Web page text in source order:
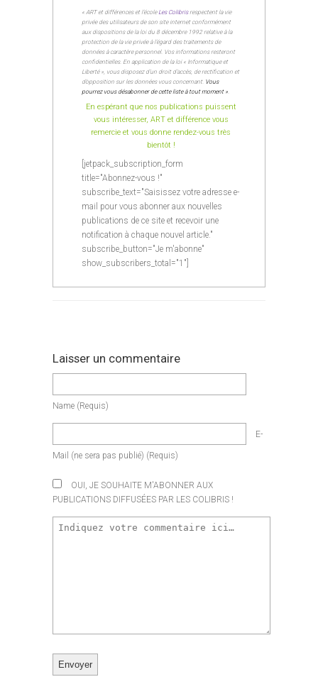
« ART et différences et l’écoleLes Colibrisrespectent la vie
privée des utilisateurs de son site internet conformément
aux dispositions de la loi du 8 décembre 1992 relative à la
protection de la vie privée à l’égard des traitements de
données à caractère personnel. Vos informations resteront
confidentielles. En application de la loi « Informatique et
Liberté », vous disposez d’un droit d’accès, de rectification et
d’opposition sur les données vous concernant. Vous
pourrez vous désabonner de cette liste à tout moment ».
En espérant que nos publications puissent
vous intéresser, ART et différence vous
remercie et vous donne rendez-vous très
bientôt !
[jetpack_subscription_form
title="Abonnez-vous !"
subscribe_text="Saisissez votre adresse e-
mail pour vous abonner aux nouvelles
publications de ce site et recevoir une
notification à chaque nouvel article."
subscribe_button="Je m'abonne"
show_subscribers_total="1"]
Laisser un commentaire
Name (requis)
E-
Mail (ne sera pas publié) (requis)
OUI, JE SOUHAITE M'ABONNER AUX
PUBLICATIONS DIFFUSÉES PAR LES COLIBRIS !